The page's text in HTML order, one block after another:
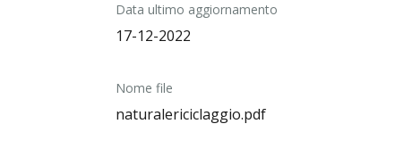
Data ultimo aggiornamento
17-12-2022
Nome file
naturalericiclaggio.pdf